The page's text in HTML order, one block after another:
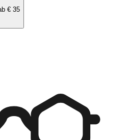
€ 35